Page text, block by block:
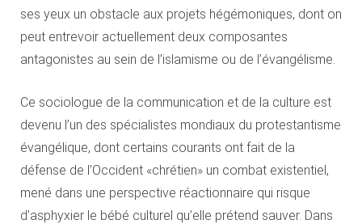
ses yeux un obstacle aux projets hégémoniques, dont on
peut entrevoir actuellement deux composantes
antagonistes au sein de l’islamisme ou de l’évangélisme.
Ce sociologue de la communication et de la culture est
devenu l’un des spécialistes mondiaux du protestantisme
évangélique, dont certains courants ont fait de la
défense de l’Occident «chrétien» un combat existentiel,
mené dans une perspective réactionnaire qui risque
d’asphyxier le bébé culturel qu’elle prétend sauver. Dans